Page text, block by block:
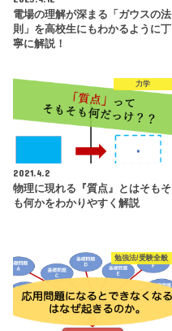
電場の理解が深まる「ガウスの法
則」を高校生にもわかるように丁
寧に解説！
力学
2021.4.2
物理に現れる『質点』とはそもそ
も何かをわかりやすく解説
勉強法/受験全般